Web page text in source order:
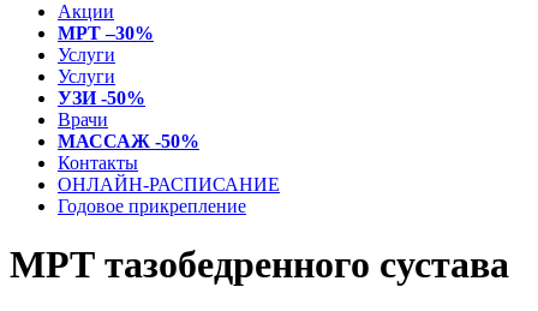
Акции
МРТ –30%
Услуги
Услуги
УЗИ -50%
Врачи
МАССАЖ -50%
Контакты
ОНЛАЙН-РАСПИСАНИЕ
Годовое прикрепление
МРТ тазобедренного сустава